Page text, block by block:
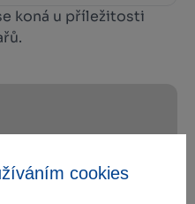
cookies
koná u příležitosti